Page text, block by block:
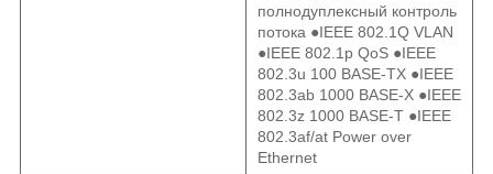
полнодуплексный контроль
потока ●IEEE 802.1Q VLAN
●IEEE 802.1p QoS ●IEEE
802.3u 100 BASE-TX ●IEEE
802.3ab 1000 BASE-X ●IEEE
802.3z 1000 BASE-T ●IEEE
802.3af/at Power over
Ethernet